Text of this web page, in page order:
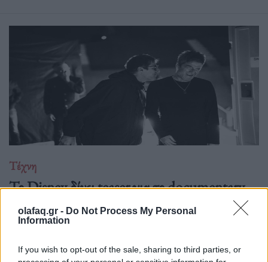
olafaq.gr - Do Not Process My Personal
Information
If you wish to opt-out of the sale, sharing to third parties, or
Τέχνη
Το Disney δίνει teaser για το documentary
“Don’t Look Back in Anger” των Oasis
07.07.26
Το "Don’t Look Back in Anger" καταγράφει την επανένωση